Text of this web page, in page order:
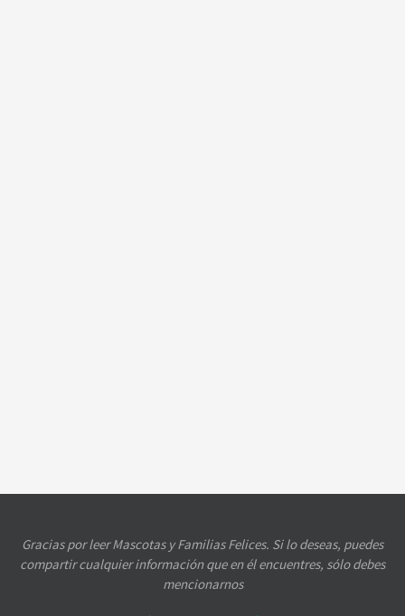
Gracias por leer Mascotas y Familias Felices. Si lo deseas, puedes
compartir cualquier información que en él encuentres, sólo debes
mencionarnos